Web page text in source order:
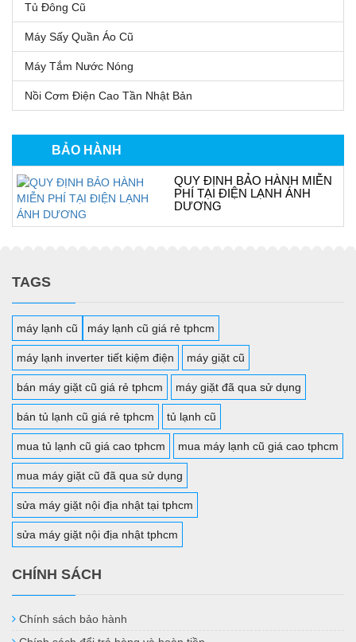
Tủ Đông Cũ
Máy Sấy Quần Áo Cũ
Máy Tắm Nước Nóng
Nồi Cơm Điện Cao Tần Nhật Bản
BẢO HÀNH
QUY ĐỊNH BẢO HÀNH MIỄN
PHÍ TẠI ĐIỆN LẠNH ÁNH
DƯƠNG
TAGS
máy lạnh cũ máy lạnh cũ giá rẻ tphcm
máy lạnh inverter tiết kiệm điện máy giặt cũ
bán máy giặt cũ giá rẻ tphcm máy giặt đã qua sử dụng
bán tủ lạnh cũ giá rẻ tphcm tủ lạnh cũ
mua tủ lạnh cũ giá cao tphcm mua máy lạnh cũ giá cao tphcm
mua máy giặt cũ đã qua sử dụng
sửa máy giặt nội địa nhật tại tphcm
sửa máy giặt nội địa nhật tphcm
CHÍNH SÁCH
Chính sách bảo hành